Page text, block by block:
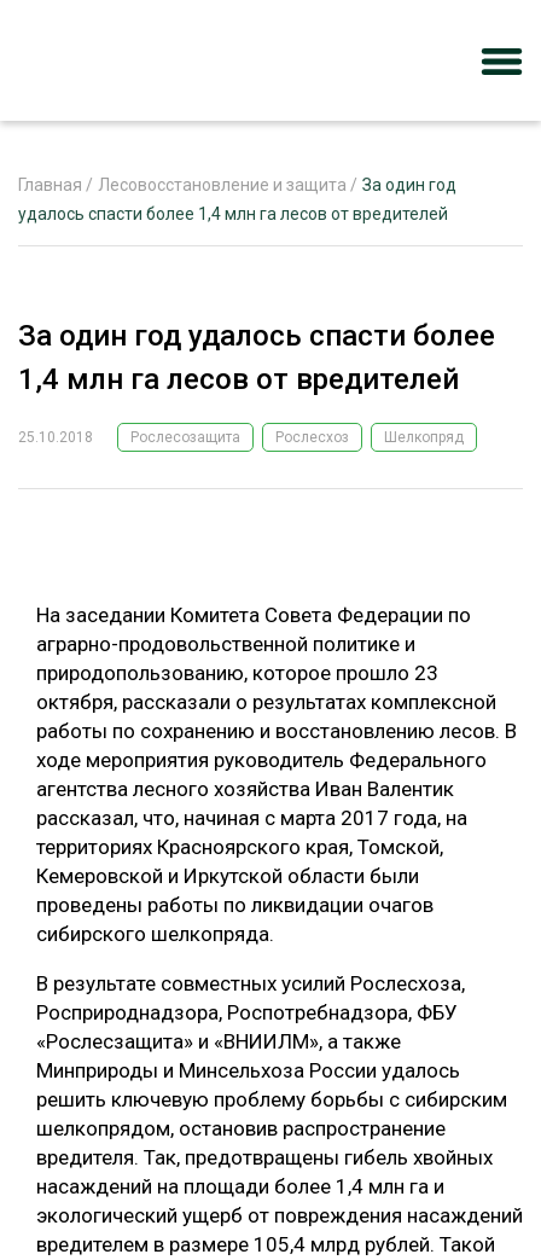
РЕКЛАМОДАТЕЛЯМ
ЛЕСНОЕ ХОЗЯЙСТВО
ЦИФРОВАЯ СРЕДА
БИОЭНЕРГЕТИКА
ЛЕСОВОССТАНОВЛЕНИЕ И ЗАЩИТА
ЛОГИСТИКА
ПРОИЗВОДСТВО ДРЕВЕСНЫХ ПЛИТ
ЦБП
КОМПЛЕКСНАЯ ПЕРЕРАБОТКА
ЛЕСОПИЛЕНИЕ
ДЕРЕВЯННОЕ ДОМОСТРОЕНИЕ
БЕЗОПАСНОЕ ПРОИЗВОДСТВО
СОРТИРОВКА ДРЕВЕСИНЫ
МЕБЕЛЬНОЕ ПРОИЗВОДСТВО
РУБРИКИ
ТЕМАТИЧЕСКИЕ ПРОЕКТЫ
ПОДБОРКИ СТАТЕЙ
Главная / Лесовосстановление и защита / За один год
удалось спасти более 1,4 млн га лесов от вредителей
За один год удалось спасти более
1,4 млн га лесов от вредителей
25.10.2018 Рослесозащита Рослесхоз Шелкопряд
На заседании Комитета Совета Федерации по
аграрно-продовольственной политике и
природопользованию, которое прошло 23
октября, рассказали о результатах комплексной
работы по сохранению и восстановлению лесов. В
ходе мероприятия руководитель Федерального
агентства лесного хозяйства Иван Валентик
рассказал, что, начиная с марта 2017 года, на
территориях Красноярского края, Томской,
Кемеровской и Иркутской области были
проведены работы по ликвидации очагов
сибирского шелкопряда.
В результате совместных усилий Рослесхоза,
Росприроднадзора, Роспотребнадзора, ФБУ
«Рослесзащита» и «ВНИИЛМ», а также
Минприроды и Минсельхоза России удалось
решить ключевую проблему борьбы с сибирским
шелкопрядом, остановив распространение
вредителя. Так, предотвращены гибель хвойных
насаждений на площади более 1,4 млн га и
экологический ущерб от повреждения насаждений
вредителем в размере 105,4 млрд рублей. Такой